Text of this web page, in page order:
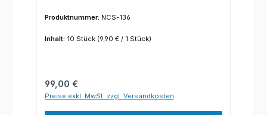
Produktnummer: NCS-136
Inhalt: 10 Stück (9,90 € / 1 Stück)
Regulärer Preis:
99,00 €
Preise exkl. MwSt. zzgl. Versandkosten